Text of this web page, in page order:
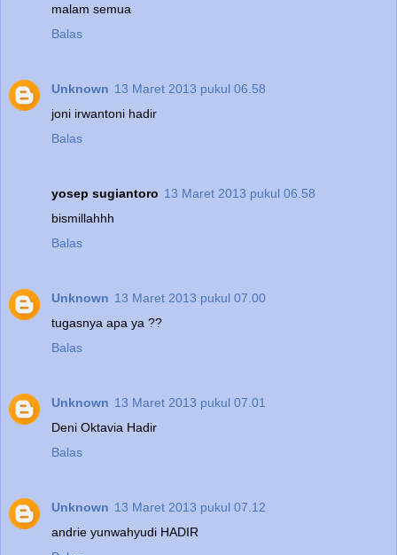
malam semua
Balas
Unknown 13 Maret 2013 pukul 06.58
joni irwantoni hadir
Balas
yosep sugiantoro 13 Maret 2013 pukul 06.58
bismillahhh
Balas
Unknown 13 Maret 2013 pukul 07.00
tugasnya apa ya ??
Balas
Unknown 13 Maret 2013 pukul 07.01
Deni Oktavia Hadir
Balas
Unknown 13 Maret 2013 pukul 07.12
andrie yunwahyudi HADIR